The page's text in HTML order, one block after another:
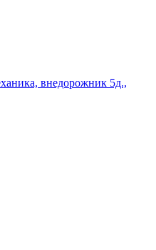
внедорожник 5д.,